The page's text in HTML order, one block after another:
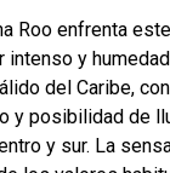
y recibe las
de Quintana Roo
al canal de
Roo enfrenta
intenso y
del Caribe,
y posibilidad de
y sur. La